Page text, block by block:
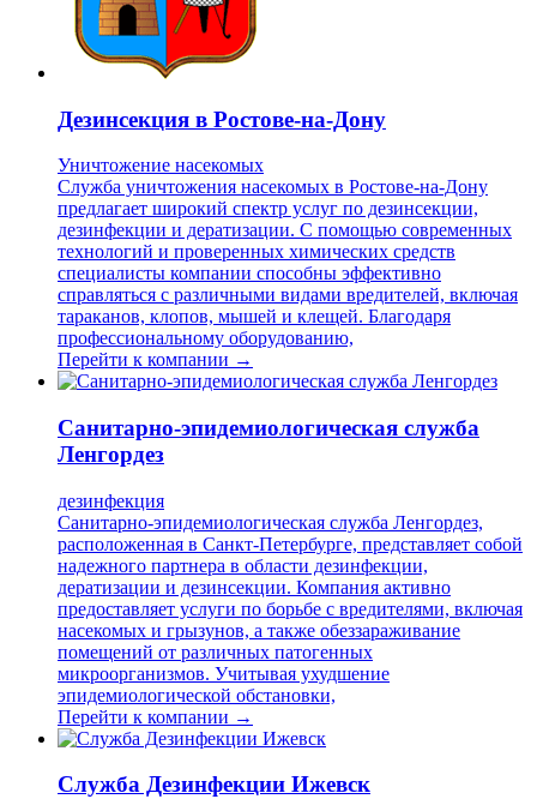
Дезинсекция в Ростове-на-Дону
Уничтожение насекомых
Служба уничтожения насекомых в Ростове-на-Дону
предлагает широкий спектр услуг по дезинсекции,
дезинфекции и дератизации. С помощью современных
технологий и проверенных химических средств
специалисты компании способны эффективно
справляться с различными видами вредителей, включая
тараканов, клопов, мышей и клещей. Благодаря
профессиональному оборудованию,
Перейти к компании →
Санитарно-эпидемиологическая служба
Ленгордез
дезинфекция
Санитарно-эпидемиологическая служба Ленгордез,
расположенная в Санкт-Петербурге, представляет собой
надежного партнера в области дезинфекции,
дератизации и дезинсекции. Компания активно
предоставляет услуги по борьбе с вредителями, включая
насекомых и грызунов, а также обеззараживание
помещений от различных патогенных
микроорганизмов. Учитывая ухудшение
эпидемиологической обстановки,
Перейти к компании →
Служба Дезинфекции Ижевск